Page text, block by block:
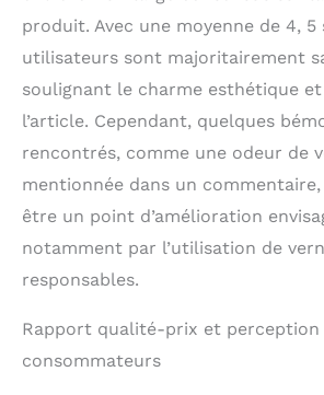
produit. Avec une moyenne de 4,
utilisateurs sont majoritairement
soulignant le charme esthétique
l’article. Cependant, quelques
rencontrés, comme une odeur de
mentionnée dans un
être un point d’amélioration
notamment par l’utilisation de
responsables.
Rapport qualité-prix et perception
consommateurs